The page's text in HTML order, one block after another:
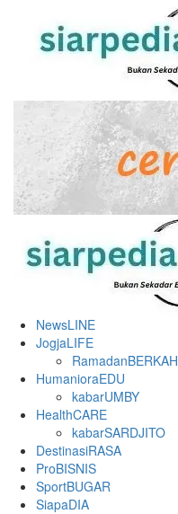
content
NewsLINE
JogjaLIFE
RamadanBERKAH
HumanioraEDU
kabarUMBY
HealthCARE
kabarSARDJITO
DestinasiRASA
ProBISNIS
SportBUGAR
SiapaDIA